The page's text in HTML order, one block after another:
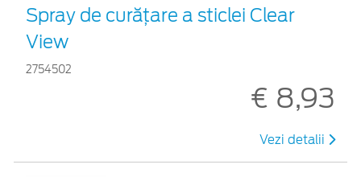
Spray de curățare a sticlei Clear
View
2754502
€ 8,93
Vezi detalii